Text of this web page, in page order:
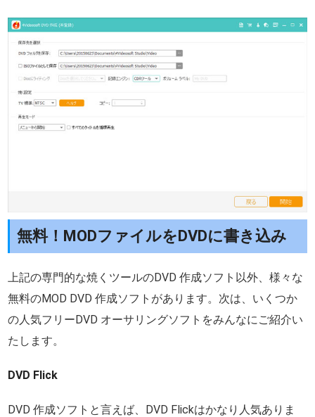
無料！MODファイルをDVDに書き込み
上記の専門的な焼くツールのDVD 作成ソフト以外、様々な
無料のMOD DVD 作成ソフトがあります。次は、いくつか
の人気フリーDVD オーサリングソフトをみんなにご紹介い
たします。
DVD Flick
DVD 作成ソフトと言えば、DVD Flickはかなり人気ありま